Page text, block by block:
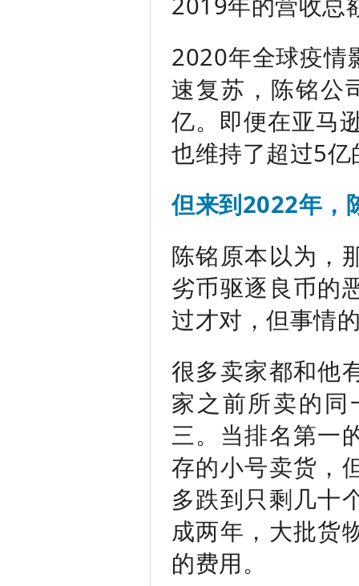
2020年全球疫情
速复苏，陈铭公
亿。即便在亚马
也维持了超过5
但来到2022年，
陈铭原本以为，
劣币驱逐良币的
过才对，但事情
很多卖家都和他
家之前所卖的
三。当排名第一
存的小号卖货，
多跌到只剩几十
成两年，大批货
的费用。